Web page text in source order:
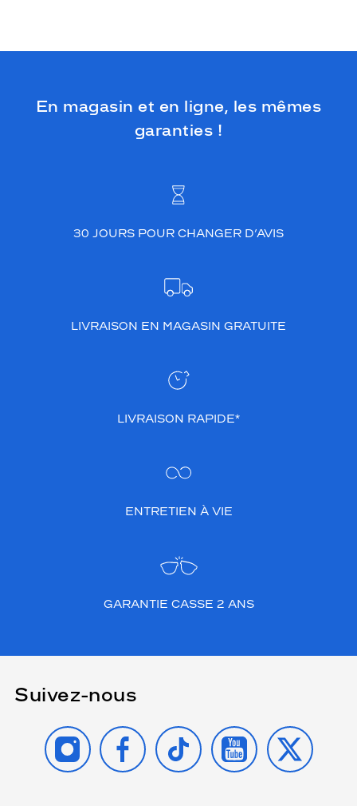
En magasin et en ligne, les mêmes
garanties !
30 JOURS POUR CHANGER D’AVIS
LIVRAISON EN MAGASIN GRATUITE
LIVRAISON RAPIDE*
ENTRETIEN À VIE
GARANTIE CASSE 2 ANS
Suivez-nous
INSTAGRAMFACEBOOK
TIKTOK YOUTUBE
X